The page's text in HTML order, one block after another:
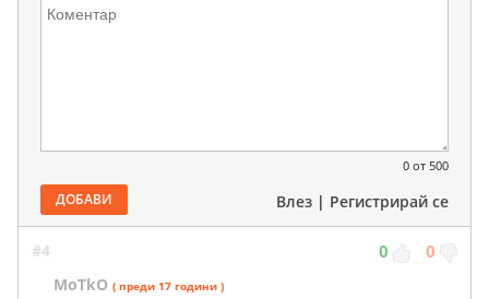
0 от 500
ДОБАВИ Влез | Регистрирай се
#4 0 0
MoTkO ( преди 17 години )